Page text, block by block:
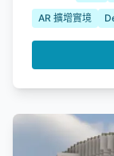
AR 擴增實境